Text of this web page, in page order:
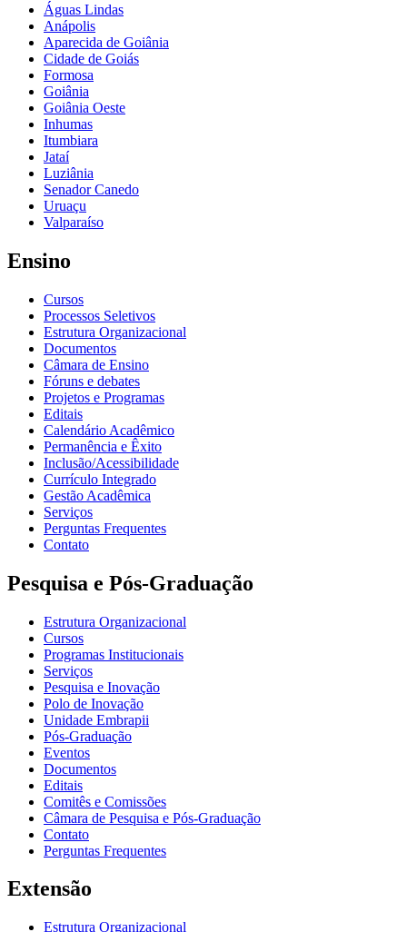
Águas Lindas
Anápolis
Aparecida de Goiânia
Cidade de Goiás
Formosa
Goiânia
Goiânia Oeste
Inhumas
Itumbiara
Jataí
Luziânia
Senador Canedo
Uruaçu
Valparaíso
Ensino
Cursos
Processos Seletivos
Estrutura Organizacional
Documentos
Câmara de Ensino
Fóruns e debates
Projetos e Programas
Editais
Calendário Acadêmico
Permanência e Êxito
Inclusão/Acessibilidade
Currículo Integrado
Gestão Acadêmica
Serviços
Perguntas Frequentes
Contato
Pesquisa e Pós-Graduação
Estrutura Organizacional
Cursos
Programas Institucionais
Serviços
Pesquisa e Inovação
Polo de Inovação
Unidade Embrapii
Pós-Graduação
Eventos
Documentos
Editais
Comitês e Comissões
Câmara de Pesquisa e Pós-Graduação
Contato
Perguntas Frequentes
Extensão
Estrutura Organizacional